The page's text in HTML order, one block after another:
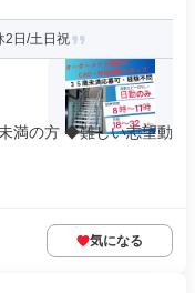
日/土日祝
満の方 ◆難しい志望動
気になる